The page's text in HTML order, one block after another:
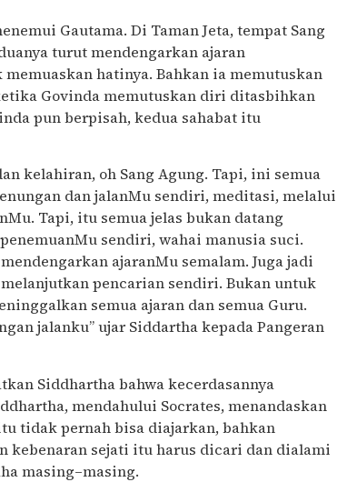
Gautama. Di Taman Jeta, tempat Sang
turut mendengarkan ajaran
hatinya. Bahkan ia memutuskan
Govinda memutuskan diri ditasbihkan
pun berpisah, kedua sahabat itu
kelahiran, oh Sang Agung. Tapi, ini semua
dan jalanMu sendiri, meditasi, melalui
Tapi, itu semua jelas bukan datang
sendiri, wahai manusia suci.
ajaranMu semalam. Juga jadi
pencarian sendiri. Bukan untuk
semua ajaran dan semua Guru.
jalanku” ujar Siddartha kepada Pangeran
Siddhartha bahwa kecerdasannya
mendahului Socrates, menandaskan
tidak pernah bisa diajarkan, bahkan
kebenaran sejati itu harus dicari dan dialami
masing–masing.